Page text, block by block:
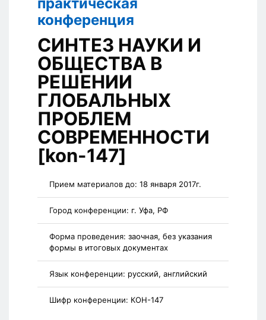
конференция
СИНТЕЗ НАУКИ И
ОБЩЕСТВА В
РЕШЕНИИ
ГЛОБАЛЬНЫХ
ПРОБЛЕМ
СОВРЕМЕННОСТИ
[kon-147]
Прием материалов до: 18 января 2017г.
Город конференции: г. Уфа, РФ
Форма проведения: заочная, без указания
формы в итоговых документах
Язык конференции: русский, английский
Шифр конференции: КОН-147